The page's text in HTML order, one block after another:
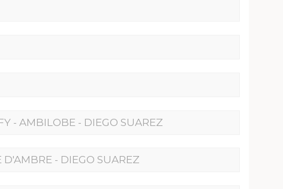
- AMBILOBE - DIEGO SUAREZ
- DIEGO SUAREZ